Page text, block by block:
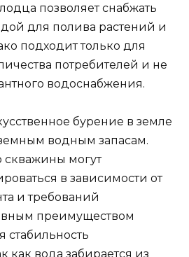
позволяет снабжать
для полива растений и
подходит только для
потребителей и не
водоснабжения.
бурение в земле
водным запасам.
скважины могут
в зависимости от
и требований
преимуществом
стабильность
как вода забирается из